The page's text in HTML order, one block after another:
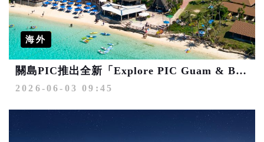
海外
關島PIC推出全新「Explore PIC Guam & Beyond」體驗計畫 專為成人住客打造的探索體驗
2026-06-03 09:45